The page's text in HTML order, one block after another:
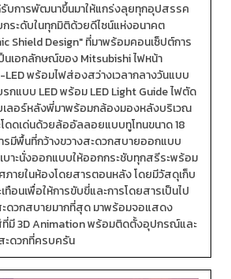
รับการพัฒนาขึ้นมาให้แกร่งลุยทุกอุปสรรค
ระดับในทุกมิติด้วยดีไซน์แห่งอนาคต
Shield Design" ที่มาพร้อมคอนเซ็ปต์การ
นเอกลักษณ์ของ Mitsubishi ไฟหน้า
LED พร้อมไฟส่องสว่างเวลากลางวันแบบ
รกแบบ LED พร้อม LED Light Guide ไฟตัด
ลอร์หลังพี่มาพร้อมกล้องมองหลังบริเวณ
ดดเด่นด้วยล้ออัลลอยแบบทูโทนขนาด 18
รมีพื้นที่กว้างขวางสะดวกสบายออกแบบ
บาะนั่งออกแบบให้ออกกระชับทุกสรีระพร้อม
ภายในห้องโดยสารตอนหลัง โดยมีวัสดุเก็บ
ทือนเพื่อให้การขับขี่และการโดยสารเป็นไป
ะดวกสบายมากที่สุด มาพร้อมจอแสดง
มี 3D Animation พร้อมติดตั้งอุปกรณ์และ
ะดวกที่ครบครัน